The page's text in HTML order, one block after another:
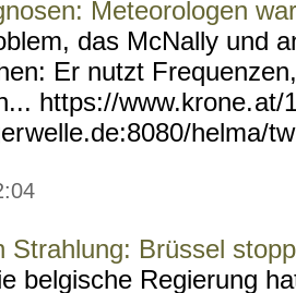
Meteorologen
das McNally und
Er nutzt
https://www.krone.at/
welle.de:8080/helma/
Strahlung: Brüssel
belgische Regierung